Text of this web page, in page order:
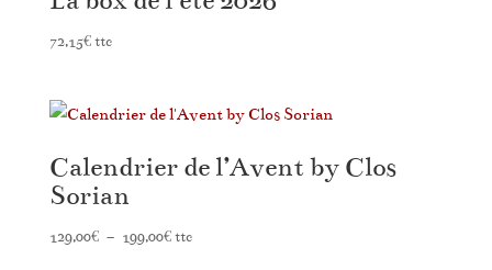
72,15€ ttc
Calendrier de l’Avent by Clos
Sorian
129,00€ – 199,00€Plage
ttc